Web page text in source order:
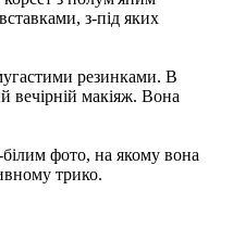
з-під яких
резинками. В
вечірній макіяж. Вона
фото, на якому вона
трико.